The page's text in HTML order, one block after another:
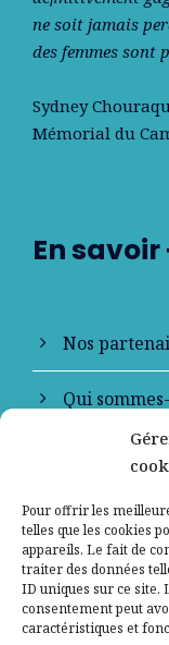
Pour offrir les
telles que les cookies
appareils. Le fait de
traiter des données
ID uniques sur ce site.
consentement peut
caractéristiques et
ne soit jamais
des femmes sont
Sydney
Mémorial du
En savoir
Nos
Qui
Contactez-
Mentions
Politique